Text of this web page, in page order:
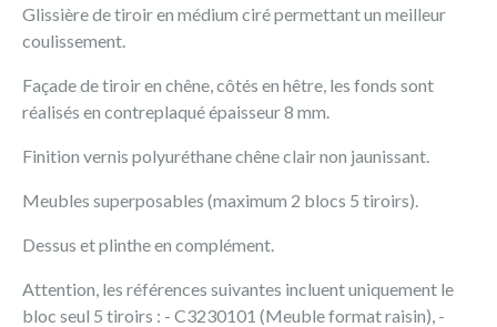
Glissière de tiroir en médium ciré permettant un meilleur
coulissement.
Façade de tiroir en chêne, côtés en hêtre, les fonds sont
réalisés en contreplaqué épaisseur 8 mm.
Finition vernis polyuréthane chêne clair non jaunissant.
Meubles superposables (maximum 2 blocs 5 tiroirs).
Dessus et plinthe en complément.
Attention, les références suivantes incluent uniquement le
bloc seul 5 tiroirs : - C3230101 (Meuble format raisin), -